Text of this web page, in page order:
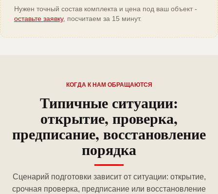
Нужен точный состав комплекта и цена под ваш объект -
оставьте заявку, посчитаем за 15 минут.
КОГДА К НАМ ОБРАЩАЮТСЯ
Типичные ситуации:
открытие, проверка,
предписание, восстановление
порядка
Сценарий подготовки зависит от ситуации: открытие,
срочная проверка, предписание или восстановление